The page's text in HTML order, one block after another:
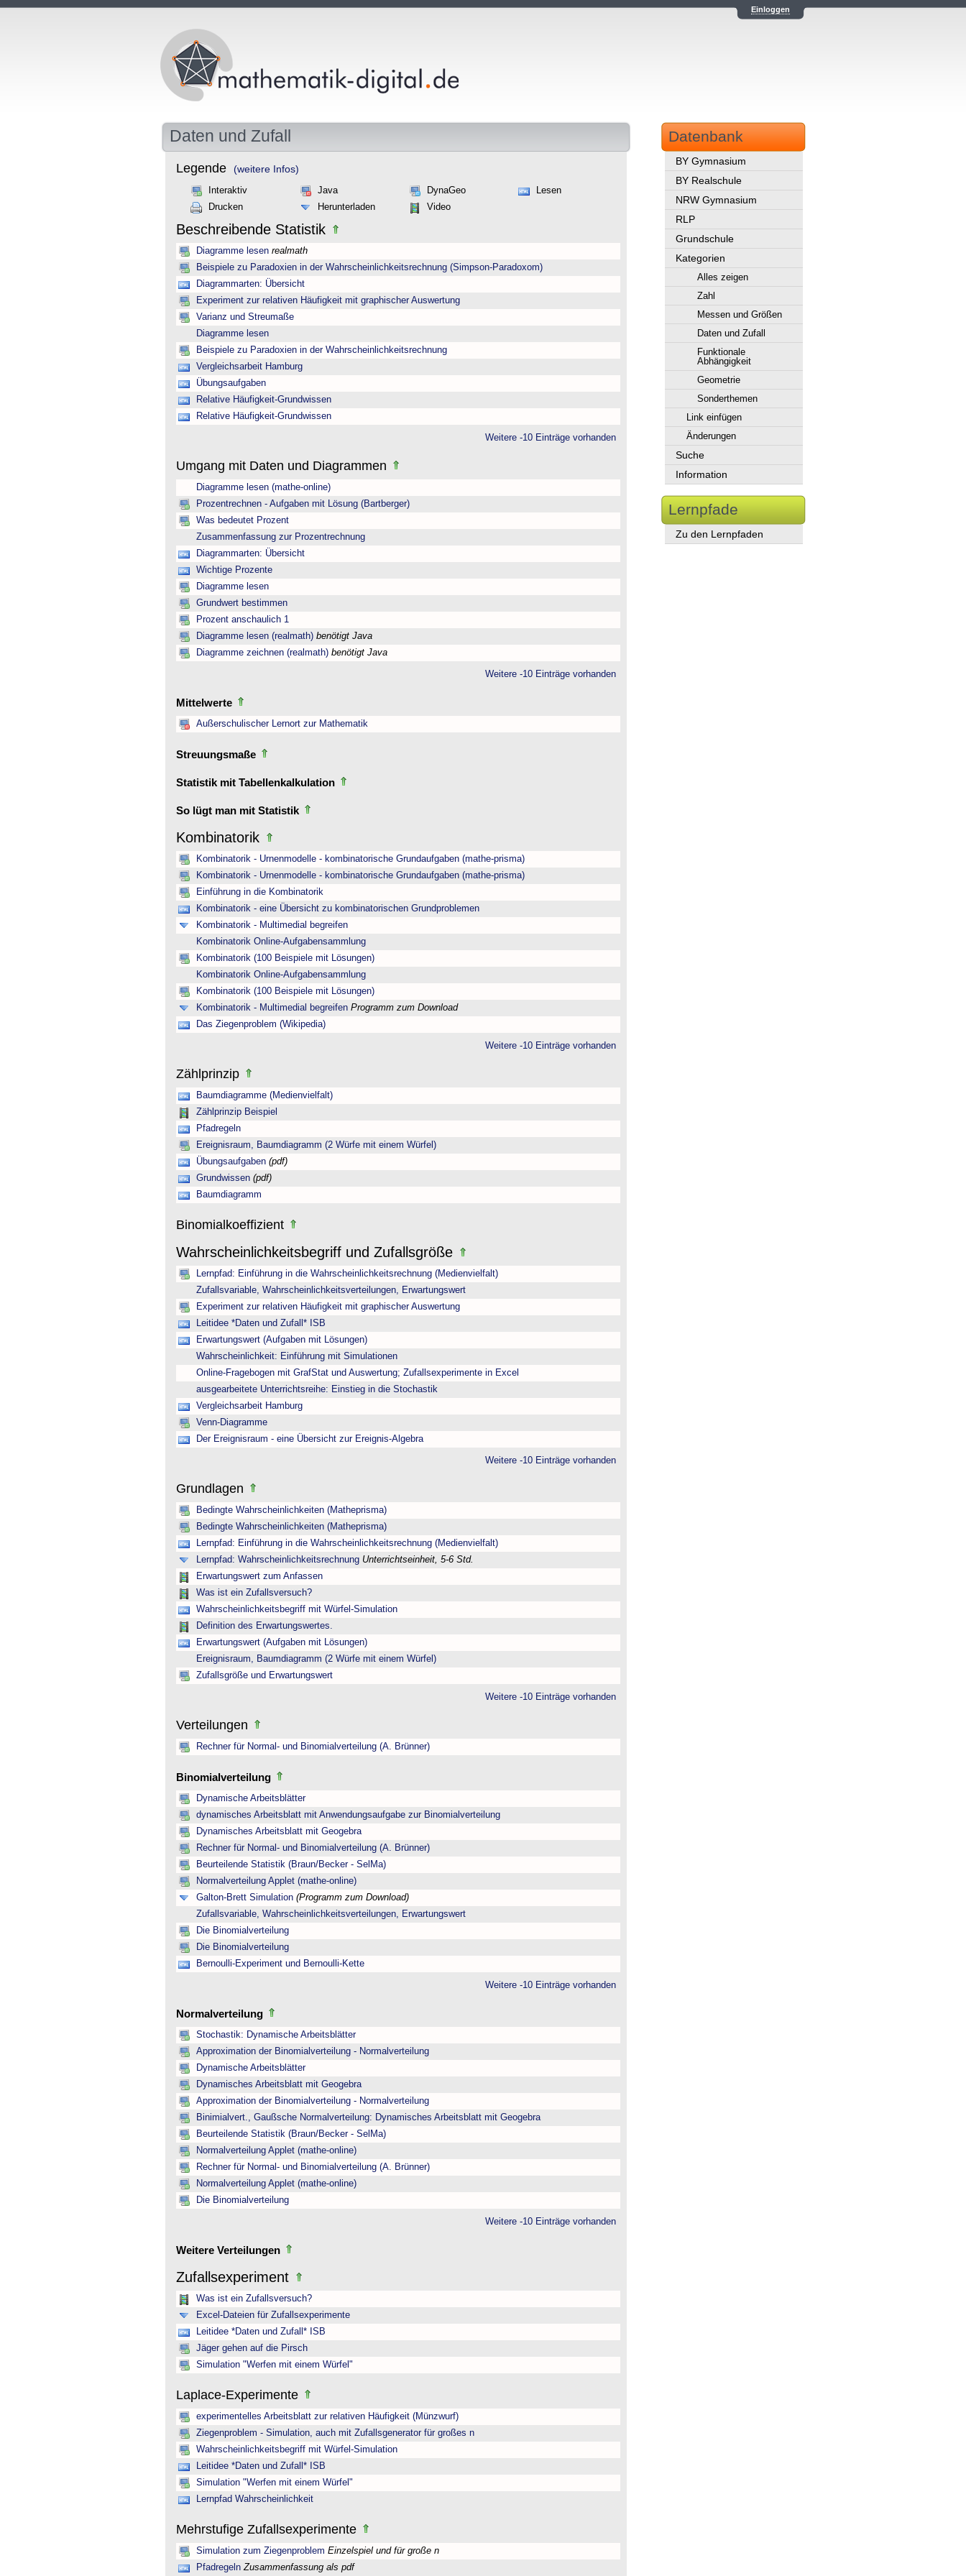
Einloggen
Daten und Zufall
Legende (weitere Infos)
Interaktiv Java DynaGeo
Lesen
Drucken
Herunterladen Video
Beschreibende Statistik
Diagramme lesen realmath
Beispiele zu Paradoxien in der Wahrscheinlichkeitsrechnung (Simpson-Paradoxom)
Diagrammarten: Übersicht
Experiment zur relativen Häufigkeit mit graphischer Auswertung
Varianz und Streumaße
Diagramme lesen
Beispiele zu Paradoxien in der Wahrscheinlichkeitsrechnung
Vergleichsarbeit Hamburg
Übungsaufgaben
Relative Häufigkeit-Grundwissen
Relative Häufigkeit-Grundwissen
Weitere -10 Einträge vorhanden
Umgang mit Daten und Diagrammen
Diagramme lesen (mathe-online)
Prozentrechnen - Aufgaben mit Lösung (Bartberger)
Was bedeutet Prozent
Zusammenfassung zur Prozentrechnung
Diagrammarten: Übersicht
Wichtige Prozente
Diagramme lesen
Grundwert bestimmen
Prozent anschaulich 1
Diagramme lesen (realmath) benötigt Java
Diagramme zeichnen (realmath) benötigt Java
Weitere -10 Einträge vorhanden
Mittelwerte
Außerschulischer Lernort zur Mathematik
Streuungsmaße
Statistik mit Tabellenkalkulation
So lügt man mit Statistik
Kombinatorik
Kombinatorik - Urnenmodelle - kombinatorische Grundaufgaben (mathe-prisma)
Kombinatorik - Urnenmodelle - kombinatorische Grundaufgaben (mathe-prisma)
Einführung in die Kombinatorik
Kombinatorik - eine Übersicht zu kombinatorischen Grundproblemen
Kombinatorik - Multimedial begreifen
Kombinatorik Online-Aufgabensammlung
Kombinatorik (100 Beispiele mit Lösungen)
Kombinatorik Online-Aufgabensammlung
Kombinatorik (100 Beispiele mit Lösungen)
Kombinatorik - Multimedial begreifen Programm zum Download
Das Ziegenproblem (Wikipedia)
Weitere -10 Einträge vorhanden
Zählprinzip
Baumdiagramme (Medienvielfalt)
Zählprinzip Beispiel
Pfadregeln
Ereignisraum, Baumdiagramm (2 Würfe mit einem Würfel)
Übungsaufgaben (pdf)
Grundwissen (pdf)
Baumdiagramm
Binomialkoeffizient
Wahrscheinlichkeitsbegriff und Zufallsgröße
Lernpfad: Einführung in die Wahrscheinlichkeitsrechnung (Medienvielfalt)
Zufallsvariable, Wahrscheinlichkeitsverteilungen, Erwartungswert
Experiment zur relativen Häufigkeit mit graphischer Auswertung
Leitidee *Daten und Zufall* ISB
Erwartungswert (Aufgaben mit Lösungen)
Wahrscheinlichkeit: Einführung mit Simulationen
Online-Fragebogen mit GrafStat und Auswertung; Zufallsexperimente in Excel
ausgearbeitete Unterrichtsreihe: Einstieg in die Stochastik
Vergleichsarbeit Hamburg
Venn-Diagramme
Der Ereignisraum - eine Übersicht zur Ereignis-Algebra
Weitere -10 Einträge vorhanden
Grundlagen
Bedingte Wahrscheinlichkeiten (Matheprisma)
Bedingte Wahrscheinlichkeiten (Matheprisma)
Lernpfad: Einführung in die Wahrscheinlichkeitsrechnung (Medienvielfalt)
Lernpfad: Wahrscheinlichkeitsrechnung Unterrichtseinheit, 5-6 Std.
Erwartungswert zum Anfassen
Was ist ein Zufallsversuch?
Wahrscheinlichkeitsbegriff mit Würfel-Simulation
Definition des Erwartungswertes.
Erwartungswert (Aufgaben mit Lösungen)
Ereignisraum, Baumdiagramm (2 Würfe mit einem Würfel)
Zufallsgröße und Erwartungswert
Weitere -10 Einträge vorhanden
Verteilungen
Rechner für Normal- und Binomialverteilung (A. Brünner)
Binomialverteilung
Dynamische Arbeitsblätter
dynamisches Arbeitsblatt mit Anwendungsaufgabe zur Binomialverteilung
Dynamisches Arbeitsblatt mit Geogebra
Rechner für Normal- und Binomialverteilung (A. Brünner)
Beurteilende Statistik (Braun/Becker - SelMa)
Normalverteilung Applet (mathe-online)
Galton-Brett Simulation (Programm zum Download)
Zufallsvariable, Wahrscheinlichkeitsverteilungen, Erwartungswert
Die Binomialverteilung
Die Binomialverteilung
Bernoulli-Experiment und Bernoulli-Kette
Weitere -10 Einträge vorhanden
Normalverteilung
Stochastik: Dynamische Arbeitsblätter
Approximation der Binomialverteilung - Normalverteilung
Dynamische Arbeitsblätter
Dynamisches Arbeitsblatt mit Geogebra
Approximation der Binomialverteilung - Normalverteilung
Binimialvert., Gaußsche Normalverteilung: Dynamisches Arbeitsblatt mit Geogebra
Beurteilende Statistik (Braun/Becker - SelMa)
Normalverteilung Applet (mathe-online)
Rechner für Normal- und Binomialverteilung (A. Brünner)
Normalverteilung Applet (mathe-online)
Die Binomialverteilung
Weitere -10 Einträge vorhanden
Weitere Verteilungen
Zufallsexperiment
Was ist ein Zufallsversuch?
Excel-Dateien für Zufallsexperimente
Leitidee *Daten und Zufall* ISB
Jäger gehen auf die Pirsch
Simulation "Werfen mit einem Würfel"
Laplace-Experimente
experimentelles Arbeitsblatt zur relativen Häufigkeit (Münzwurf)
Ziegenproblem - Simulation, auch mit Zufallsgenerator für großes n
Wahrscheinlichkeitsbegriff mit Würfel-Simulation
Leitidee *Daten und Zufall* ISB
Simulation "Werfen mit einem Würfel"
Lernpfad Wahrscheinlichkeit
Mehrstufige Zufallsexperimente
Simulation zum Ziegenproblem Einzelspiel und für große n
Pfadregeln Zusammenfassung als pdf
Datenbank
BY Gymnasium
BY Realschule
NRW Gymnasium
RLP
Grundschule
Kategorien
Alles zeigen
Zahl
Messen und Größen
Daten und Zufall
Funktionale
Abhängigkeit
Geometrie
Sonderthemen
Link einfügen
Änderungen
Suche
Information
Lernpfade
Zu den Lernpfaden